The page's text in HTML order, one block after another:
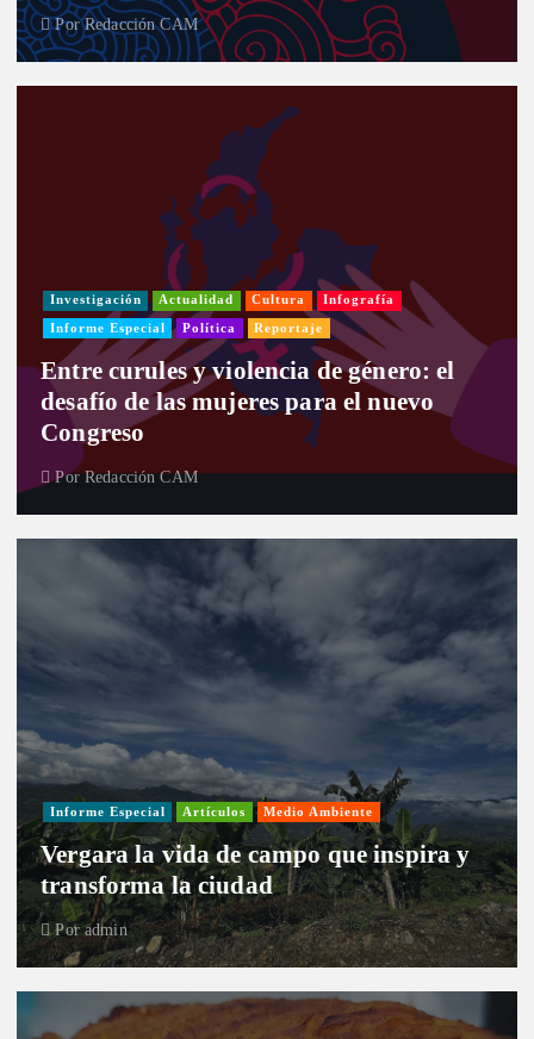
PorRedacción CAM
Investigación Actualidad Cultura Infografía
Informe Especial Política Reportaje
Entre curules y violencia de género: el
desafío de las mujeres para el nuevo
Congreso
PorRedacción CAM
Informe Especial Artículos Medio Ambiente
Vergara la vida de campo que inspira y
transforma la ciudad
Poradmin